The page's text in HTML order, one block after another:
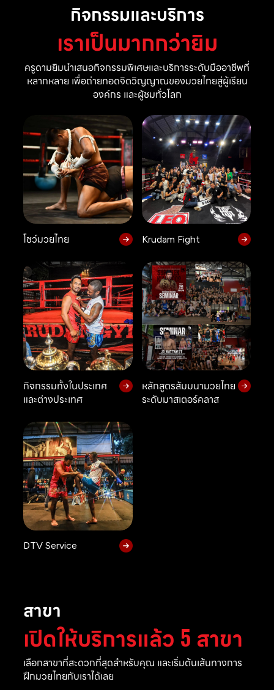
กิจกรรมและบริการ
เราเป็นมากกว่ายิม
ครูดามยิมนำเสนอกิจกรรมพิเศษและบริการระดับมืออาชีพที่
หลากหลาย เพื่อถ่ายทอดจิตวิญญาณของมวยไทยสู่ผู้เรียน
องค์กร และผู้ชมทั่วโลก
โชว์มวยไทย Krudam Fight
กิจกรรมทั้งในประเทศ
และต่างประเทศ
หลักสูตรสัมมนามวยไทย
ระดับมาสเตอร์คลาส
DTV Service
สาขา
เปิดให้บริการแล้ว 5 สาขา
เลือกสาขาที่สะดวกที่สุดสำหรับคุณ และเริ่มต้นเส้นทางการ
ฝึกมวยไทยกับเราได้เลย